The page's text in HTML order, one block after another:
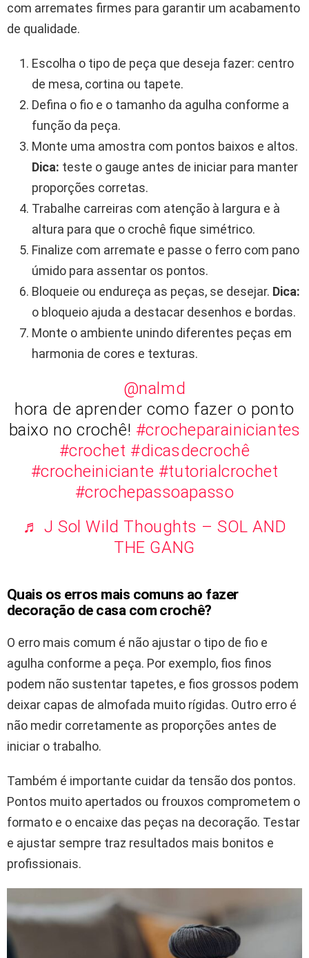
com arremates firmes para garantir um acabamento
de qualidade.
Escolha o tipo de peça que deseja fazer: centro
de mesa, cortina ou tapete.
Defina o fio e o tamanho da agulha conforme a
função da peça.
Monte uma amostra com pontos baixos e altos.
Dica: teste o gauge antes de iniciar para manter
proporções corretas.
Trabalhe carreiras com atenção à largura e à
altura para que o crochê fique simétrico.
Finalize com arremate e passe o ferro com pano
úmido para assentar os pontos.
Bloqueie ou endureça as peças, se desejar. Dica:
o bloqueio ajuda a destacar desenhos e bordas.
Monte o ambiente unindo diferentes peças em
harmonia de cores e texturas.
@nalmd
hora de aprender como fazer o ponto
baixo no crochê! #crocheparainiciantes
#crochet #dicasdecrochê
#crocheiniciante #tutorialcrochet
#crochepassoapasso
♬ J Sol Wild Thoughts – SOL AND
THE GANG
Quais os erros mais comuns ao fazer
decoração de casa com crochê?
O erro mais comum é não ajustar o tipo de fio e
agulha conforme a peça. Por exemplo, fios finos
podem não sustentar tapetes, e fios grossos podem
deixar capas de almofada muito rígidas. Outro erro é
não medir corretamente as proporções antes de
iniciar o trabalho.
Também é importante cuidar da tensão dos pontos.
Pontos muito apertados ou frouxos comprometem o
formato e o encaixe das peças na decoração. Testar
e ajustar sempre traz resultados mais bonitos e
profissionais.